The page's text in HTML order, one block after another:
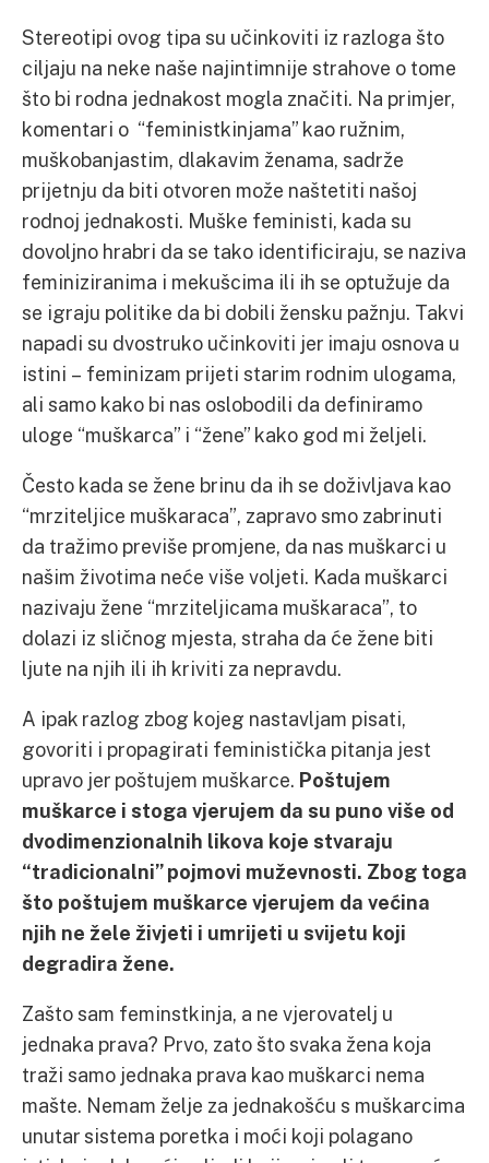
Stereotipi ovog tipa su učinkoviti iz razloga što
ciljaju na neke naše najintimnije strahove o tome
što bi rodna jednakost mogla značiti. Na primjer,
komentari o “feministkinjama” kao ružnim,
muškobanjastim, dlakavim ženama, sadrže
prijetnju da biti otvoren može naštetiti našoj
rodnoj jednakosti. Muške feministi, kada su
dovoljno hrabri da se tako identificiraju, se naziva
feminiziranima i mekušcima ili ih se optužuje da
se igraju politike da bi dobili žensku pažnju. Takvi
napadi su dvostruko učinkoviti jer imaju osnova u
istini – feminizam prijeti starim rodnim ulogama,
ali samo kako bi nas oslobodili da definiramo
uloge “muškarca” i “žene” kako god mi željeli.
Često kada se žene brinu da ih se doživljava kao
“mrziteljice muškaraca”, zapravo smo zabrinuti
da tražimo previše promjene, da nas muškarci u
našim životima neće više voljeti. Kada muškarci
nazivaju žene “mrziteljicama muškaraca”, to
dolazi iz sličnog mjesta, straha da će žene biti
ljute na njih ili ih kriviti za nepravdu.
A ipak razlog zbog kojeg nastavljam pisati,
govoriti i propagirati feministička pitanja jest
upravo jer poštujem muškarce. Poštujem
muškarce i stoga vjerujem da su puno više od
dvodimenzionalnih likova koje stvaraju
“tradicionalni” pojmovi muževnosti. Zbog toga
što poštujem muškarce vjerujem da većina
njih ne žele živjeti i umrijeti u svijetu koji
degradira žene.
Zašto sam feminstkinja, a ne vjerovatelj u
jednaka prava? Prvo, zato što svaka žena koja
traži samo jednaka prava kao muškarci nema
mašte. Nemam želje za jednakošću s muškarcima
unutar sistema poretka i moći koji polagano